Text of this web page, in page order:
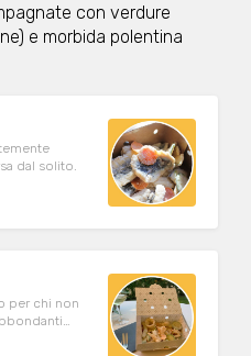
con verdure
e morbida polentina
dal solito.
per chi non